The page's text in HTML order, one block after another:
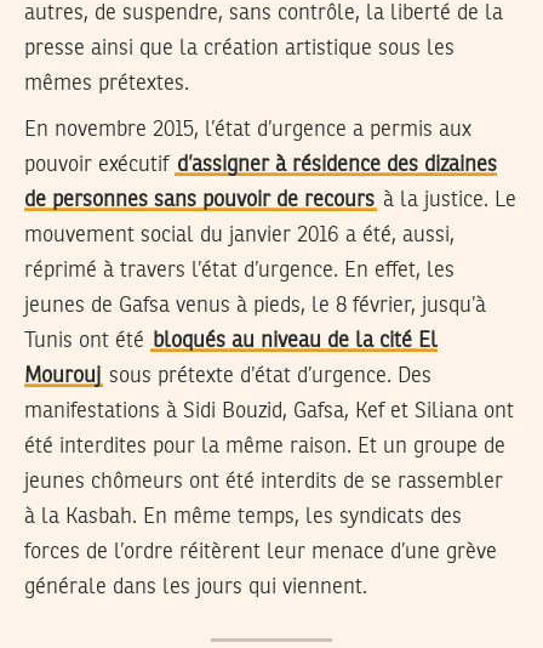
autres, de suspendre, sans contrôle, la liberté de la
presse ainsi que la création artistique sous les
mêmes prétextes.
En novembre 2015, l’état d’urgence a permis aux
pouvoir exécutif d’assigner à résidence des dizaines
de personnes sans pouvoir de recours à la justice. Le
mouvement social du janvier 2016 a été, aussi,
réprimé à travers l’état d’urgence. En effet, les
jeunes de Gafsa venus à pieds, le 8 février, jusqu’à
Tunis ont été bloqués au niveau de la cité El
Mourouj sous prétexte d’état d’urgence. Des
manifestations à Sidi Bouzid, Gafsa, Kef et Siliana ont
été interdites pour la même raison. Et un groupe de
jeunes chômeurs ont été interdits de se rassembler
à la Kasbah. En même temps, les syndicats des
forces de l’ordre réitèrent leur menace d’une grève
générale dans les jours qui viennent.